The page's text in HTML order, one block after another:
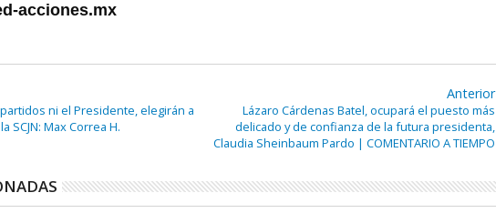
acciones.mx
ni el Presidente, elegirán a
SCJN: Max Correa H.
Anterior
Lázaro Cárdenas Batel, ocupará el puesto más
delicado y de confianza de la futura presidenta,
Claudia Sheinbaum Pardo | COMENTARIO A TIEMPO